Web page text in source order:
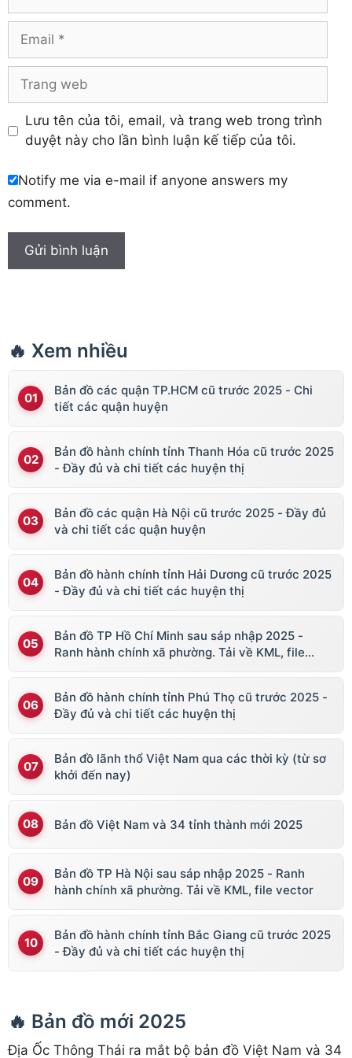
Khánh Hòa
Email
Trang
Lưu tên của tôi, email, và trang web trong trình
duyệt này cho lần bình luận kế tiếp của tôi.
Notify me via e-mail if anyone answers my
comment.
🔥 Xem nhiều
Bản đồ các quận TP.HCM cũ trước 2025 - Chi
tiết các quận huyện
Bản đồ hành chính tỉnh Thanh Hóa cũ trước 2025
- Đầy đủ và chi tiết các huyện thị
Bản đồ các quận Hà Nội cũ trước 2025 - Đầy đủ
và chi tiết các quận huyện
Bản đồ hành chính tỉnh Hải Dương cũ trước 2025
- Đầy đủ và chi tiết các huyện thị
Bản đồ TP Hồ Chí Minh sau sáp nhập 2025 -
Ranh hành chính xã phường. Tải về KML, file
Bản đồ hành chính tỉnh Phú Thọ cũ trước 2025 -
Đầy đủ và chi tiết các huyện thị
Bản đồ lãnh thổ Việt Nam qua các thời kỳ (từ sơ
khởi đến nay)
Bản đồ Việt Nam và 34 tỉnh thành mới 2025
Bản đồ TP Hà Nội sau sáp nhập 2025 - Ranh
hành chính xã phường. Tải về KML, file vector
Bản đồ hành chính tỉnh Bắc Giang cũ trước 2025
- Đầy đủ và chi tiết các huyện thị
🔥 Bản đồ mới 2025
Địa Ốc Thông Thái ra mắt bộ bản đồ Việt Nam và 34